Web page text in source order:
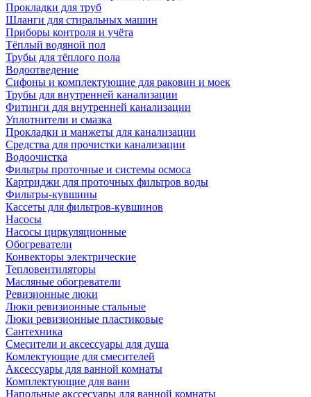
Прокладки для труб
Шланги для стиральных машин
Приборы контроля и учёта
Тёплый водяной пол
Трубы для тёплого пола
Водоотведение
Сифоны и комплектующие для раковин и моек
Трубы для внутренней канализации
Фитинги для внутренней канализации
Уплотнители и смазка
Прокладки и манжеты для канализации
Средства для прочистки канализации
Водоочистка
Фильтры проточные и системы осмоса
Картриджи для проточных фильтров воды
Фильтры-кувшины
Кассеты для фильтров-кувшинов
Насосы
Насосы циркуляционные
Обогреватели
Конвекторы электрические
Тепловентиляторы
Масляные обогреватели
Ревизионные люки
Люки ревизионные стальные
Люки ревизионные пластиковые
Сантехника
Смесители и аксессуары для душа
Комлектующие для смесителей
Аксессуары для ванной комнаты
Комплектующие для ванн
Напольные акссесуары для ванной комнаты